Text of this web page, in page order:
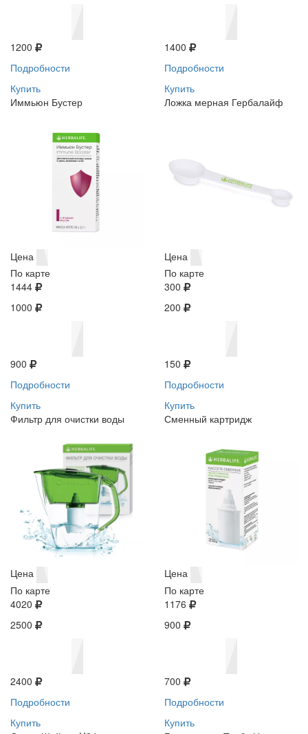
1200
Подробности
Купить
1400
Подробности
Купить
Иммьюн Бустер
Цена
По карте
1444
1000
900
Подробности
Купить
Ложка мерная Гербалайф
Цена
По карте
300
200
150
Подробности
Купить
Фильтр для очистки воды
Цена
По карте
4020
2500
2400
Подробности
Купить
Сменный картридж
Цена
По карте
1176
900
700
Подробности
Купить